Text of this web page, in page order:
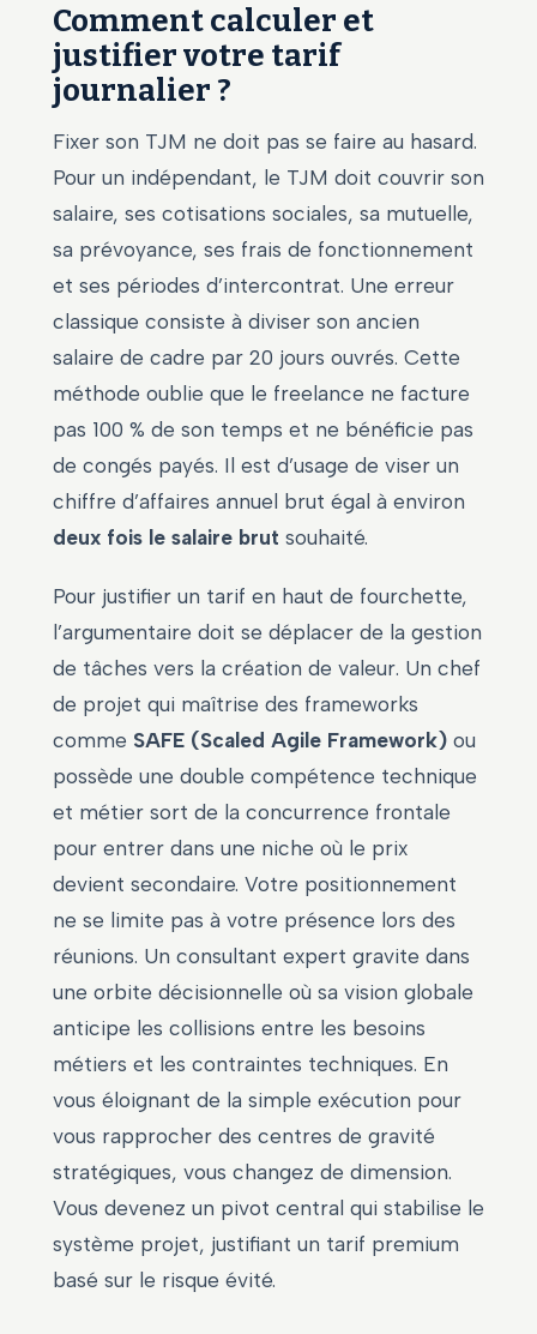
Comment calculer et
justifier votre tarif
journalier ?
Fixer son TJM ne doit pas se faire au hasard.
Pour un indépendant, le TJM doit couvrir son
salaire, ses cotisations sociales, sa mutuelle,
sa prévoyance, ses frais de fonctionnement
et ses périodes d’intercontrat. Une erreur
classique consiste à diviser son ancien
salaire de cadre par 20 jours ouvrés. Cette
méthode oublie que le freelance ne facture
pas 100 % de son temps et ne bénéficie pas
de congés payés. Il est d’usage de viser un
chiffre d’affaires annuel brut égal à environ
deux fois le salaire brut souhaité.
Pour justifier un tarif en haut de fourchette,
l’argumentaire doit se déplacer de la gestion
de tâches vers la création de valeur. Un chef
de projet qui maîtrise des frameworks
comme SAFE (Scaled Agile Framework) ou
possède une double compétence technique
et métier sort de la concurrence frontale
pour entrer dans une niche où le prix
devient secondaire. Votre positionnement
ne se limite pas à votre présence lors des
réunions. Un consultant expert gravite dans
une orbite décisionnelle où sa vision globale
anticipe les collisions entre les besoins
métiers et les contraintes techniques. En
vous éloignant de la simple exécution pour
vous rapprocher des centres de gravité
stratégiques, vous changez de dimension.
Vous devenez un pivot central qui stabilise le
système projet, justifiant un tarif premium
basé sur le risque évité.